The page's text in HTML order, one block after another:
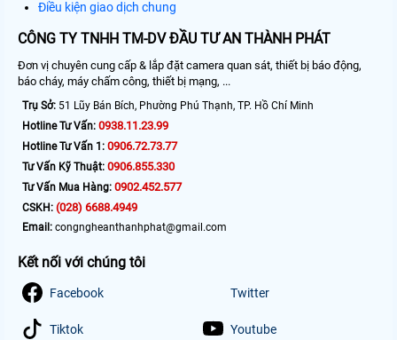
Điều kiện giao dịch chung
CÔNG TY TNHH TM-DV ĐẦU TƯ AN THÀNH PHÁT
Đơn vị chuyên cung cấp & lắp đặt camera quan sát, thiết bị báo động,
báo cháy, máy chấm công, thiết bị mạng, ...
Trụ Sở: 51 Lũy Bán Bích, Phường Phú Thạnh, TP. Hồ Chí Minh
Hotline Tư Vấn: 0938.11.23.99
Hotline Tư Vấn 1: 0906.72.73.77
Tư Vấn Kỹ Thuật: 0906.855.330
Tư Vấn Mua Hàng: 0902.452.577
CSKH: (028) 6688.4949
Email: congngheanthanhphat@gmail.com
Kết nối với chúng tôi
Facebook Twitter
Tiktok Youtube